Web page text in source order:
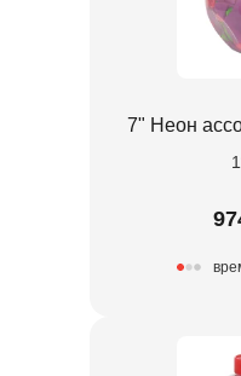
7" Неон